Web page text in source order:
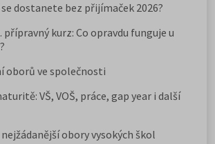
dostanete bez přijímaček 2026?
přípravný kurz: Co opravdu funguje u
oborů ve společnosti
VŠ, VOŠ, práce, gap year i další
obory vysokých škol